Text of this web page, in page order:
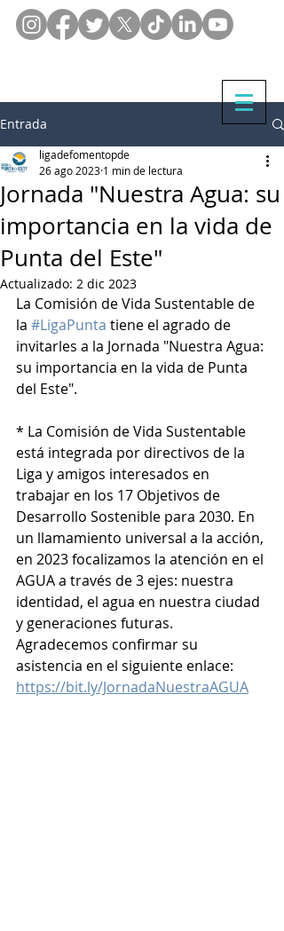
Entrada
Jornada "Nuestra Agua: su
importancia en la vida de
Punta del Este"
ligadefomentopde
26 ago 2023 1 min de lectura
Actualizado: 2 dic 2023
La Comisión de Vida Sustentable de
la #LigaPunta tiene el agrado de
invitarles a la Jornada "Nuestra Agua:
su importancia en la vida de Punta
del Este".
* La Comisión de Vida Sustentable
está integrada por directivos de la
Liga y amigos interesados en
trabajar en los 17 Objetivos de
Desarrollo Sostenible para 2030. En
un llamamiento universal a la acción,
en 2023 focalizamos la atención en el
AGUA a través de 3 ejes: nuestra
identidad, el agua en nuestra ciudad
y generaciones futuras.
Agradecemos confirmar su
asistencia en el siguiente enlace:
https://bit.ly/JornadaNuestraAGUA